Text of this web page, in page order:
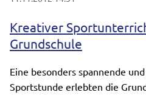
Kreativer
Grundschule
Eine besonders spannende
Sportstunde erlebten die